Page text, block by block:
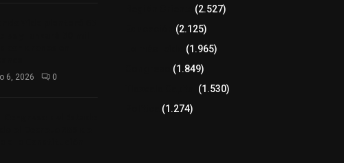
6, 2026 0
(2.527)
(2.125)
(1.965)
(1.849)
(1.530)
(1.274)